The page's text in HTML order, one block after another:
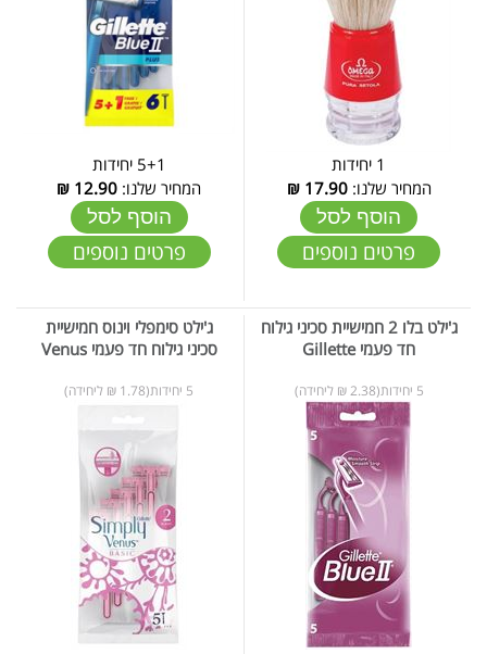
1 יחידות
המחיר שלנו:17.90
₪
הוסף לסל
פרטים נוספים
5+1 יחידות
המחיר שלנו: 12.90
₪
הוסף לסל
פרטים נוספים
ג'ילט בלו 2 חמישיית סכיני גילוח
חד פעמי Gillette
5 יחידות(2.38 ₪ ליחידה)
ג'ילט סימפלי וינוס חמישיית
סכיני גילוח חד פעמי Venus
5 יחידות(1.78 ₪ ליחידה)